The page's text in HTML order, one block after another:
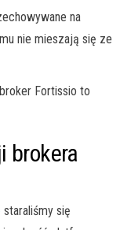
na
nie mieszają się ze
Fortissio to
brokera
staraliśmy się